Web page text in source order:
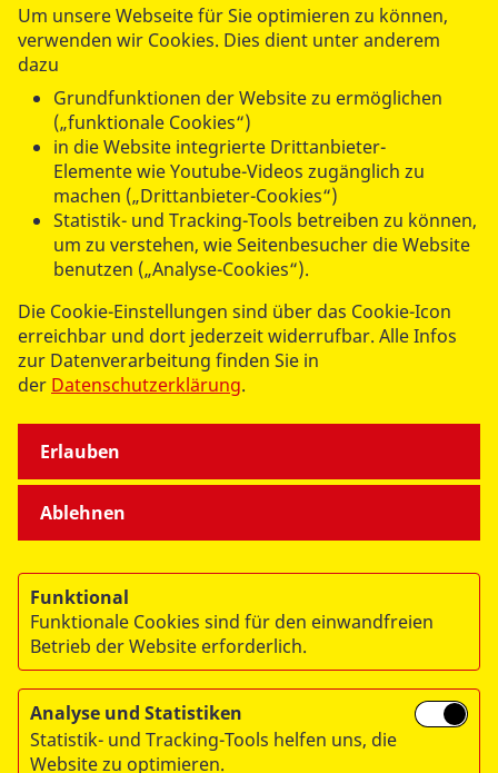
datenschutzkonform mitShariff
UNSERE ANGEBOTE
SPENDEN & STIFTEN
ÜBER UNS
© 2026 ASB Deutschland e.V.
Impressum
RITA
Um unsere Webseite für Sie optimieren zu können,
verwenden wir Cookies. Dies dient unter anderem
dazu
Grundfunktionen der Website zu ermöglichen
(„funktionale Cookies“)
in die Website integrierte Drittanbieter-
Elemente wie Youtube-Videos zugänglich zu
machen („Drittanbieter-Cookies“)
Statistik- und Tracking-Tools betreiben zu können,
um zu verstehen, wie Seitenbesucher die Website
benutzen („Analyse-Cookies“).
Die Cookie-Einstellungen sind über das Cookie-Icon
erreichbar und dort jederzeit widerrufbar. Alle Infos
zur Datenverarbeitung finden Sie in
der Datenschutzerklärung.
Ablehnen
Erlauben
Funktional
Funktionale Cookies sind für den einwandfreien
Betrieb der Website erforderlich.
Analyse und Statistiken
Statistik- und Tracking-Tools helfen uns, die
Website zu optimieren.